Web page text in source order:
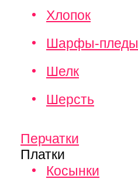
Хлопок
Шарфы-пледы
Шелк
Шерсть
Перчатки
Платки
Косынки